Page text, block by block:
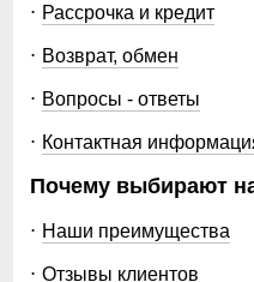
Рассрочка и кредит
Возврат, обмен
Вопросы - ответы
Контактная
Почему выбирают
Наши преимущества
Отзывы клиентов